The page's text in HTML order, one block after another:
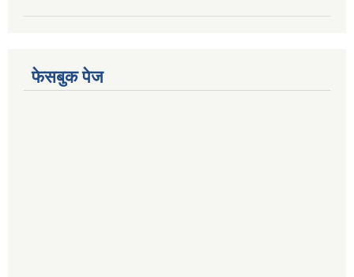
फेसबुक पेज